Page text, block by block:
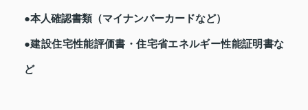
●本人確認書類（マイナンバーカードなど）
●建設住宅性能評価書・住宅省エネルギー性能証明書な
ど